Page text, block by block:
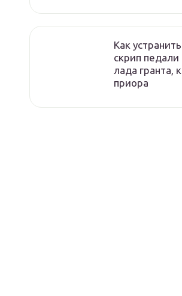
Как
скрип педали
лада гранта,
приора